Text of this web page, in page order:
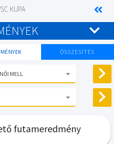
KUPA
ÖSSZESÍTÉS
MELL
futameredmény